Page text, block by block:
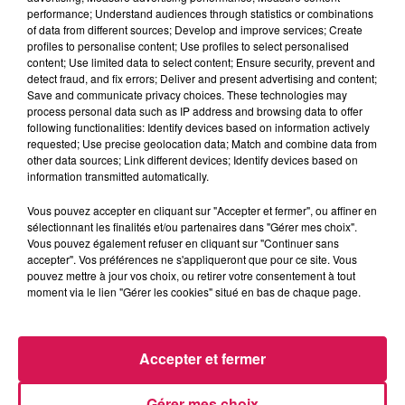
canalfm.fr !
La dernière friterie-brasserie de la rue Nationale à
Hautmont est à remettre
Après avoir passé plus de 40 ans à préparer des plats
traditionnels du Nord, Didier et Dominique Wanty viennent
de faire valoir leurs droits à la retraite, mais les gérants du
« Mont-Aigu » ont quelques difficultés à trouver un ou des
repreneurs formés au métier. Pour y parvenir, ils ont donc
décidé de faire appel à l’opération « SOS Villages », qui
avait été lancé par Jean-Pierre Pernaut, l’ancien
présentateur du journal de 13h sur TF1…
C’est le Bastion 6 qui suscite le plus d’inquiétude et qui a
performance; Understand audiences through statistics or combinations
of data from different sources; Develop and improve services; Create
profiles to personalise content; Use profiles to select personalised
content; Use limited data to select content; Ensure security, prevent and
detect fraud, and fix errors; Deliver and present advertising and content;
Save and communicate privacy choices. These technologies may
process personal data such as IP address and browsing data to offer
following functionalities: Identify devices based on information actively
requested; Use precise geolocation data; Match and combine data from
other data sources; Link different devices; Identify devices based on
information transmitted automatically.
Vous pouvez accepter en cliquant sur "Accepter et fermer", ou affiner en
sélectionnant les finalités et/ou partenaires dans "Gérer mes choix".
Vous pouvez également refuser en cliquant sur "Continuer sans
accepter". Vos préférences ne s'appliqueront que pour ce site. Vous
pouvez mettre à jour vos choix, ou retirer votre consentement à tout
moment via le lien "Gérer les cookies" situé en bas de chaque page.
Accepter et fermer